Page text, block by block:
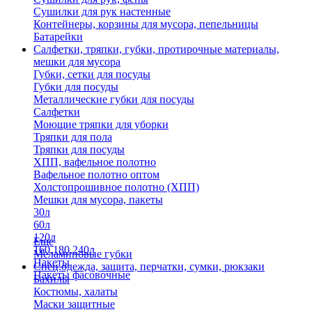
Сушилки для рук настенные
Контейнеры, корзины для мусора, пепельницы
Батарейки
Салфетки, тряпки, губки, протирочные материалы,
мешки для мусора
Губки, сетки для посуды
Губки для посуды
Металлические губки для посуды
Салфетки
Моющие тряпки для уборки
Тряпки для пола
Тряпки для посуды
ХПП, вафельное полотно
Вафельное полотно оптом
Холстопрошивное полотно (ХПП)
Мешки для мусора, пакеты
30л
60л
120л
160,180,240л
Пакеты
Пакеты фасовочные
Еще
Меламиновые губки
Спец.одежда, защита, перчатки, сумки, рюкзаки
Бахилы
Костюмы, халаты
Маски защитные